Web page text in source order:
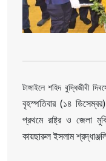
টাঙ্গাইলে শহিদ বুদ্ধিজীবী
বৃহস্পতিবার (১৪
প্রথমে রাষ্ট্র ও জেলা
কায়ছারুল ইসলাম